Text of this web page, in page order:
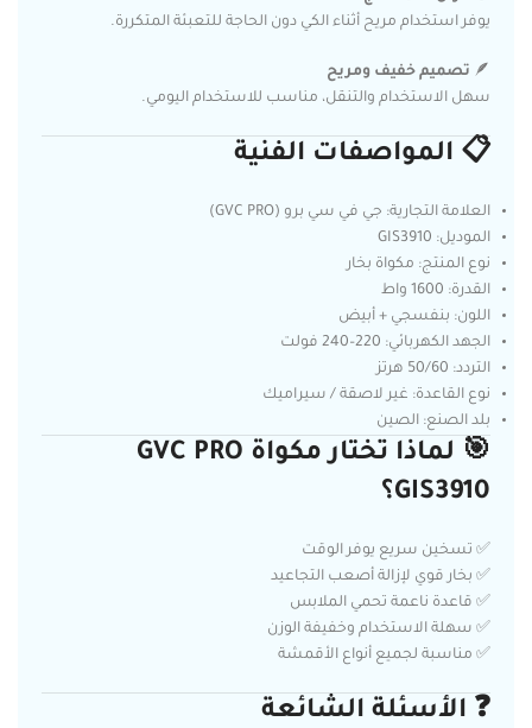
يوفر استخدام مريح أثناء الكي دون الحاجة للتعبئة المتكررة.
🪶 تصميم خفيف ومريح
سهل الاستخدام والتنقل، مناسب للاستخدام اليومي.
📋 المواصفات الفنية
العلامة التجارية: جي في سي برو (GVC PRO)
الموديل: GIS3910
نوع المنتج: مكواة بخار
القدرة: 1600 واط
اللون: بنفسجي + أبيض
الجهد الكهربائي: 220–240 فولت
التردد: 50/60 هرتز
نوع القاعدة: غير لاصقة / سيراميك
بلد الصنع: الصين
🎯 لماذا تختار مكواة GVC PRO
GIS3910؟
✅ تسخين سريع يوفر الوقت
✅ بخار قوي لإزالة أصعب التجاعيد
✅ قاعدة ناعمة تحمي الملابس
✅ سهلة الاستخدام وخفيفة الوزن
✅ مناسبة لجميع أنواع الأقمشة
❓ الأسئلة الشائعة